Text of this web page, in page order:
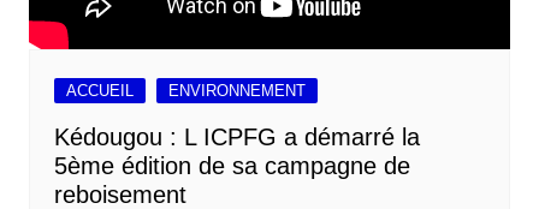
ACCUEIL ENVIRONNEMENT
Kédougou : L ICPFG a démarré la
5ème édition de sa campagne de
reboisement